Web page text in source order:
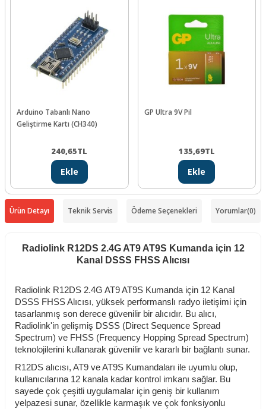
Arduino Tabanlı Nano
Geliştirme Kartı (CH340)
240,65TL
Ekle
GP Ultra 9V Pil
135,69TL
Ekle
Ürün Detayı Teknik Servis Ödeme Seçenekleri Yorumlar(0)
Radiolink R12DS 2.4G AT9 AT9S Kumanda için 12
Kanal DSSS FHSS Alıcısı
Radiolink R12DS 2.4G AT9 AT9S Kumanda için 12 Kanal
DSSS FHSS Alıcısı, yüksek performanslı radyo iletişimi için
tasarlanmış son derece güvenilir bir alıcıdır. Bu alıcı,
Radiolink'in gelişmiş DSSS (Direct Sequence Spread
Spectrum) ve FHSS (Frequency Hopping Spread Spectrum)
teknolojilerini kullanarak güvenilir ve kararlı bir bağlantı sunar.
R12DS alıcısı, AT9 ve AT9S Kumandaları ile uyumlu olup,
kullanıcılarına 12 kanala kadar kontrol imkanı sağlar. Bu
sayede çok çeşitli uygulamalar için geniş bir kullanım
yelpazesi sunar, özellikle karmaşık ve çok fonksiyonlu